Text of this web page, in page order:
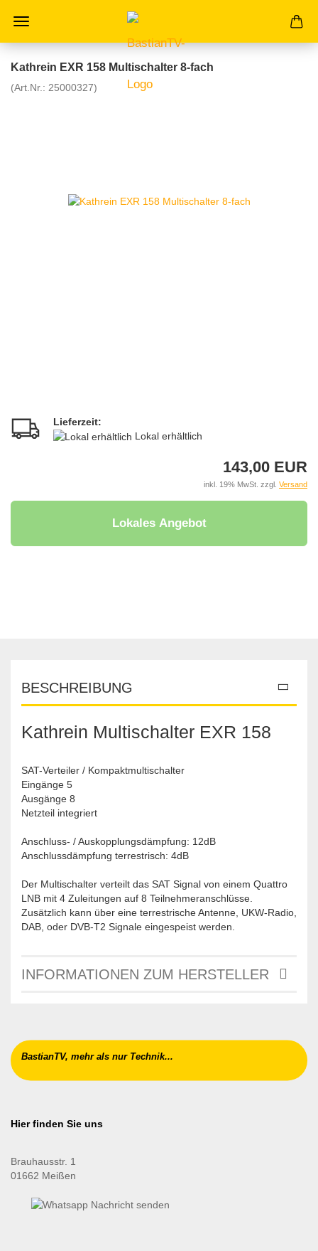
Kathrein EXR 158 Multischalter 8-fach
(Art.Nr.: 25000327)
Lieferzeit:
Lokal erhältlich
143,00 EUR
inkl. 19% MwSt. zzgl. Versand
BESCHREIBUNG
Kathrein Multischalter EXR 158
SAT-Verteiler / Kompaktmultischalter
Eingänge 5
Ausgänge 8
Netzteil integriert
Anschluss- / Auskopplungsdämpfung: 12dB
Anschlussdämpfung terrestrisch: 4dB
Der Multischalter verteilt das SAT Signal von einem Quattro
LNB mit 4 Zuleitungen auf 8 Teilnehmeranschlüsse.
Zusätzlich kann über eine terrestrische Antenne, UKW-Radio,
DAB, oder DVB-T2 Signale eingespeist werden.
INFORMATIONEN ZUM HERSTELLER
BastianTV, mehr als nur Technik...
Hier finden Sie uns
Brauhausstr. 1
01662 Meißen